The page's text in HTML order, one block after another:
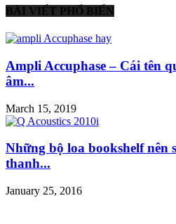
BÀI VIẾT PHỔ BIẾN
Ampli Accuphase – Cái tên
âm...
March 15, 2019
Những bộ loa bookshelf nên
thanh...
January 25, 2016